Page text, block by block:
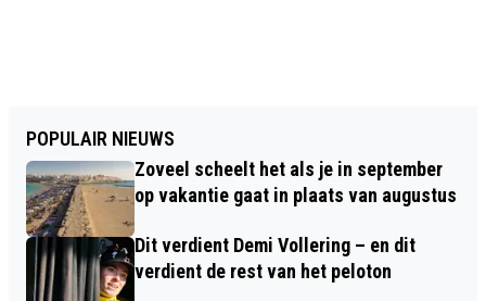
POPULAIR NIEUWS
Zoveel scheelt het als je in september
op vakantie gaat in plaats van augustus
Dit verdient Demi Vollering – en dit
verdient de rest van het peloton